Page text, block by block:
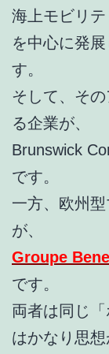
海上モビリテ
を中心に発
す。
そして、そ
る企業が、
Brunswick
です。
一方、欧州
が、
Groupe
です。
両者は同じ
はかなり思想